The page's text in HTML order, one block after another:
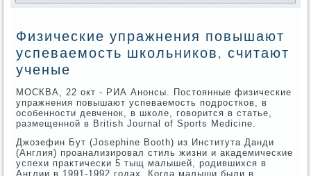
Физические упражнения повышают
успеваемость школьников, считают
ученые
МОСКВА, 22 окт - РИА Анонсы. Постоянные физические
упражнения повышают успеваемость подростков, в
особенности девченок, в школе, говорится в статье,
размещенной в British Journal of Sports Medicine.
Джозефин Бут (Josephine Booth) из Института Данди
(Англия) проанализировал стиль жизни и академические
успехи практически 5 тыщ малышей, родившихся в
Англии в 1991-1992 годах. Когда малыши были в